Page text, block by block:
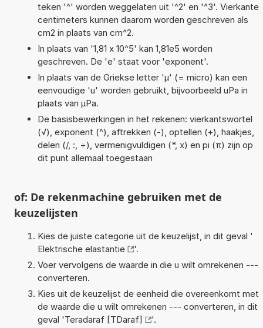
teken '^' worden weggelaten uit '^2' en '^3'. Vierkante
centimeters kunnen daarom worden geschreven als
cm2 in plaats van cm^2.
In plaats van '1,81 x 10^5' kan 1,81e5 worden
geschreven. De 'e' staat voor 'exponent'.
In plaats van de Griekse letter 'µ' (= micro) kan een
eenvoudige 'u' worden gebruikt, bijvoorbeeld uPa in
plaats van µPa.
De basisbewerkingen in het rekenen: vierkantswortel
(√), exponent (^), aftrekken (-), optellen (+), haakjes,
delen (/, :, ÷), vermenigvuldigen (*, x) en pi (π) zijn op
dit punt allemaal toegestaan
of: De rekenmachine gebruiken met de
keuzelijsten
Kies de juiste categorie uit de keuzelijst, in dit geval '
Elektrische elastantie
'.
Voer vervolgens de waarde in die u wilt omrekenen ---
converteren.
Kies uit de keuzelijst de eenheid die overeenkomt met
de waarde die u wilt omrekenen --- converteren, in dit
geval 'Teradaraf [TDaraf]
'.